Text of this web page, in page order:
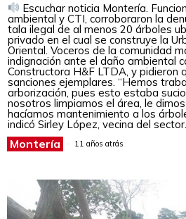
Escuchar noticia Montería.
ambiental y CTI, corroboraron la
tala ilegal de al menos 20 árboles
privado en el cual se construye la
Oriental. Voceros de la comunidad
indignación ante el daño ambiental
Constructora H&F LTDA, y pidieron
sanciones ejemplares. “Hemos
arborización, pues esto estaba
nosotros limpiamos el área, le
hacíamos mantenimiento a los
indicó Sirley López, vecina del sector.
Montería 11 años atrás